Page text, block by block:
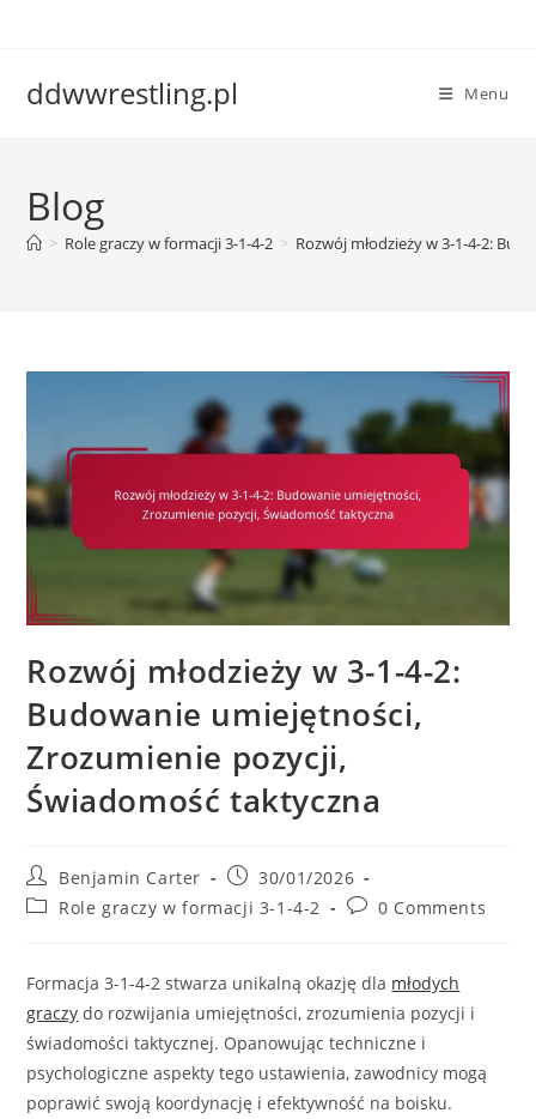
ddwwrestling.pl Menu
Blog
> Role graczy w formacji 3-1-4-2 > Rozwój młodzieży w 3-1-4-2:
Rozwój młodzieży w 3-1-4-2:
Budowanie umiejętności,
Zrozumienie pozycji,
Świadomość taktyczna
Post
author:
Benjamin Carter
Post
published:
30/01/2026
PostRole graczy w formacji 3-1-4-2
Post0 Comments
Formacja 3-1-4-2 stwarza unikalną okazję dla młodych
graczy do rozwijania umiejętności, zrozumienia pozycji i
świadomości taktycznej. Opanowując techniczne i
psychologiczne aspekty tego ustawienia, zawodnicy mogą
poprawić swoją koordynację i efektywność na boisku.